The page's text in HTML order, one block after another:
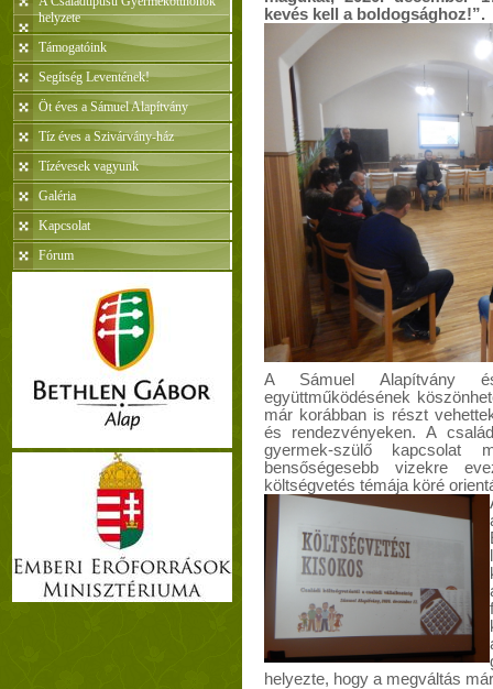
helyzete
Támogatóink
Segítség Leventének!
Öt éves a Sámuel Alapítvány
Tíz éves a Szivárvány-ház
Tízévesek vagyunk
Galéria
Kapcsolat
Fórum
kevés kell a boldogsághoz!”.
A Sámuel Alapítvány
együttműködésének
már korábban is részt
és rendezvényeken. A
gyermek-szülő kapcsolat
bensőségesebb vizekre
költségvetés témája köré
helyezte, hogy a megváltás